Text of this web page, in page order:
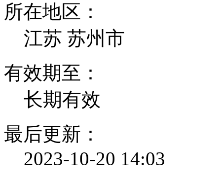
所在地区：
江苏 苏州市
有效期至：
长期有效
最后更新：
2023-10-20 14:03